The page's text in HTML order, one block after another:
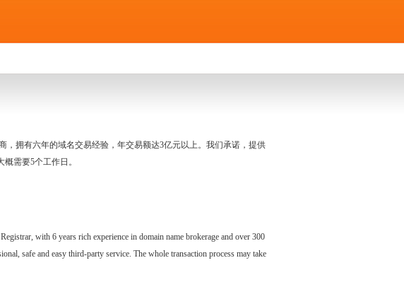
，拥有六年的域名交易经验，年交易额达3亿元以上。我们承诺，提供
需要5个工作日。
with 6 years rich experience in domain name brokerage and over 300
safe and easy third-party service. The whole transaction process may take